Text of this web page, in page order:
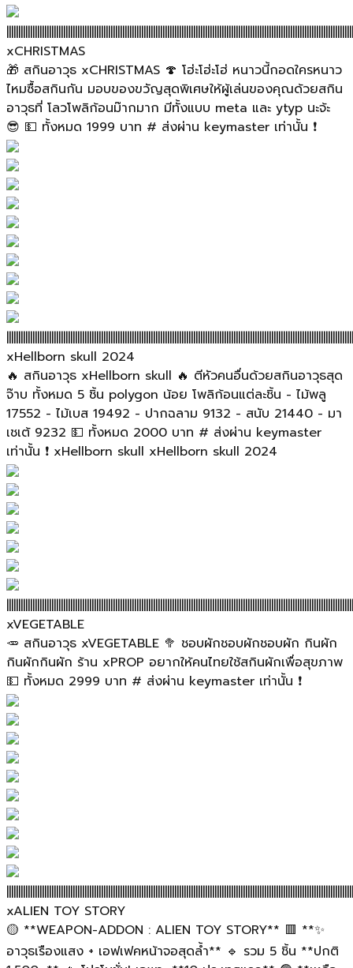
xCHRISTMAS
🎁 สกินอาวุธ xCHRISTMAS 🍄 โฮ่ะโฮ่ะโฮ่ หนาวนี้กอดใครหนาว
ไหมซื้อสกินกัน มอบของขวัญสุดพิเศษให้ผู้เล่นของคุณด้วยสกิน
อาวุธที่ โลวโพลิก้อนม๊ากมาก มีทั้งแบบ meta และ ytyp นะจ้ะ
😎 💵 ทั้งหมด 1999 บาท # ส่งผ่าน keymaster เท่านั้น ❗
xHellborn skull 2024
🔥 สกินอาวุธ xHellborn skull 🔥 ตีหัวคนอื่นด้วยสกินอาวุธสุด
จ๊าบ ทั้งหมด 5 ชิ้น polygon น้อย โพลิก้อนแต่ละชิ้น - ไม้พลู
17552 - ไม้เบส 19492 - ปากฉลาม 9132 - สนับ 21440 - มา
เชเต้ 9232 💵 ทั้งหมด 2000 บาท # ส่งผ่าน keymaster
เท่านั้น ❗ xHellborn skull xHellborn skull 2024
xVEGETABLE
🥕 สกินอาวุธ xVEGETABLE 🥦 ชอบผักชอบผักชอบผัก กินผัก
กินผักกินผัก ร้าน xPROP อยากให้คนไทยใช้สกินผักเพื่อสุขภาพ
💵 ทั้งหมด 2999 บาท # ส่งผ่าน keymaster เท่านั้น ❗
xALIEN TOY STORY
🟡 **WEAPON-ADDON : ALIEN TOY STORY** 🟥 **✨
อาวุธเรืองแสง + เอฟเฟคหน้าจอสุดล้ำ** 🔹 รวม 5 ชิ้น **ปกติ